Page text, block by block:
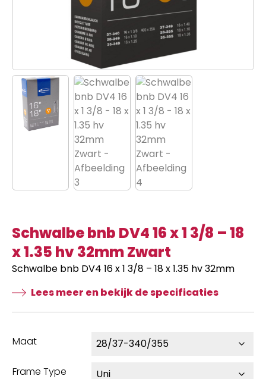
Schwalbe bnb DV4 16 x 1 3/8 – 18
x 1.35 hv 32mm Zwart
Schwalbe bnb DV4 16 x 1 3/8 – 18 x 1.35 hv 32mm
Lees meer en bekijk de specificaties
Maat
Frame Type